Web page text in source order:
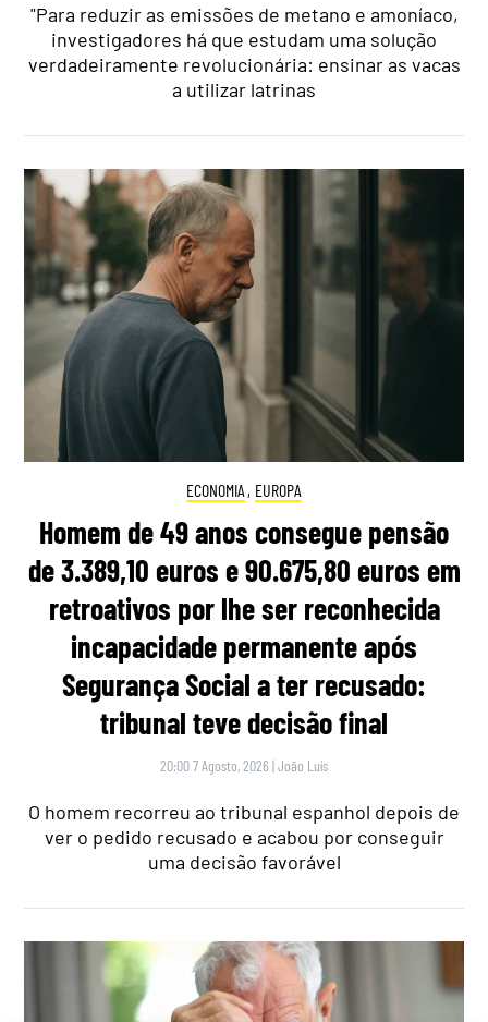
"Para reduzir as emissões de metano e amoníaco,
investigadores há que estudam uma solução
verdadeiramente revolucionária: ensinar as vacas
a utilizar latrinas
ECONOMIA , EUROPA
Homem de 49 anos consegue pensão
de 3.389,10 euros e 90.675,80 euros em
retroativos por lhe ser reconhecida
incapacidade permanente após
Segurança Social a ter recusado:
tribunal teve decisão final
20:00 7 Agosto, 2026 |João Luís
O homem recorreu ao tribunal espanhol depois de
ver o pedido recusado e acabou por conseguir
uma decisão favorável